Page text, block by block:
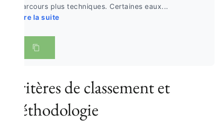
parcours plus techniques. Certaines eaux...
Lire la suite
Critères de classement et
méthodologie